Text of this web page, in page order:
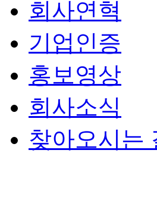
회사연혁
기업인증
홍보영상
회사소식
찾아오시는